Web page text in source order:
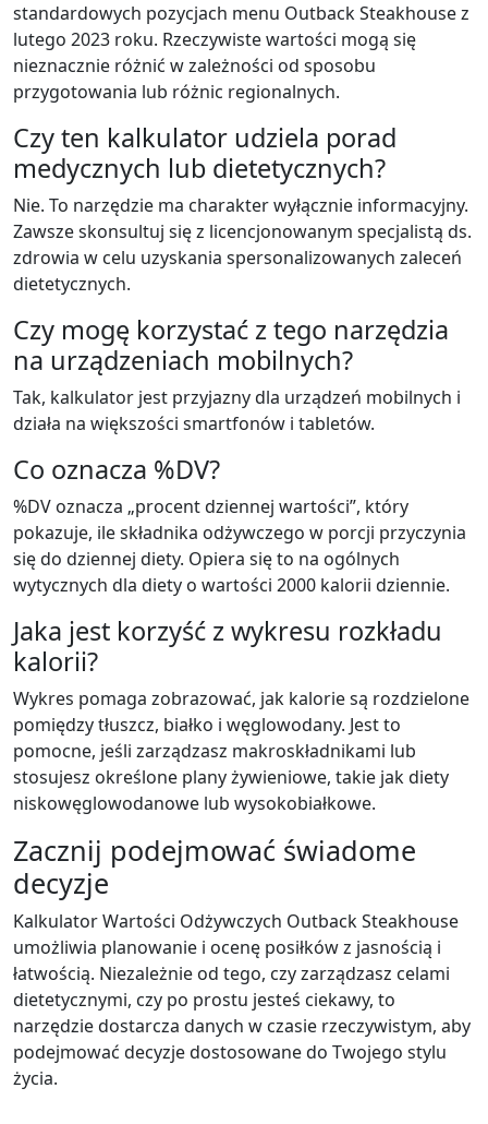
standardowych pozycjach menu Outback Steakhouse z
lutego 2023 roku. Rzeczywiste wartości mogą się
nieznacznie różnić w zależności od sposobu
przygotowania lub różnic regionalnych.
Czy ten kalkulator udziela porad
medycznych lub dietetycznych?
Nie. To narzędzie ma charakter wyłącznie informacyjny.
Zawsze skonsultuj się z licencjonowanym specjalistą ds.
zdrowia w celu uzyskania spersonalizowanych zaleceń
dietetycznych.
Czy mogę korzystać z tego narzędzia
na urządzeniach mobilnych?
Tak, kalkulator jest przyjazny dla urządzeń mobilnych i
działa na większości smartfonów i tabletów.
Co oznacza %DV?
%DV oznacza „procent dziennej wartości”, który
pokazuje, ile składnika odżywczego w porcji przyczynia
się do dziennej diety. Opiera się to na ogólnych
wytycznych dla diety o wartości 2000 kalorii dziennie.
Jaka jest korzyść z wykresu rozkładu
kalorii?
Wykres pomaga zobrazować, jak kalorie są rozdzielone
pomiędzy tłuszcz, białko i węglowodany. Jest to
pomocne, jeśli zarządzasz makroskładnikami lub
stosujesz określone plany żywieniowe, takie jak diety
niskowęglowodanowe lub wysokobiałkowe.
Zacznij podejmować świadome
decyzje
Kalkulator Wartości Odżywczych Outback Steakhouse
umożliwia planowanie i ocenę posiłków z jasnością i
łatwością. Niezależnie od tego, czy zarządzasz celami
dietetycznymi, czy po prostu jesteś ciekawy, to
narzędzie dostarcza danych w czasie rzeczywistym, aby
podejmować decyzje dostosowane do Twojego stylu
życia.